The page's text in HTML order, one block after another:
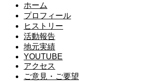
ホーム
プロフィール
ヒストリー
活動報告
地元実績
YOUTUBE
アクセス
ご意見・ご要望